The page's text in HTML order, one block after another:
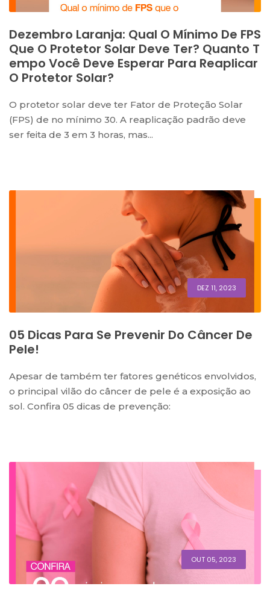
Dezembro Laranja: Qual O Mínimo De FPS
Que O Protetor Solar Deve Ter? Quanto T
Empo Você Deve Esperar Para Reaplicar
O Protetor Solar?
O protetor solar deve ter Fator de Proteção Solar
(FPS) de no mínimo 30. A reaplicação padrão deve
ser feita de 3 em 3 horas, mas...
DEZ 11, 2023
05 Dicas Para Se Prevenir Do Câncer De
Pele!
Apesar de também ter fatores genéticos envolvidos,
o principal vilão do câncer de pele é a exposição ao
sol. Confira 05 dicas de prevenção:
OUT 05, 2023